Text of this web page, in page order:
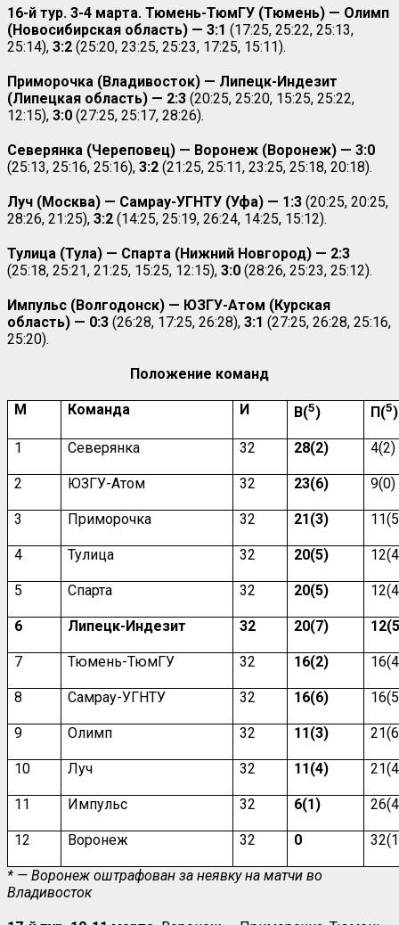
16-й тур. 3-4 марта. Тюмень-ТюмГУ (Тюмень) — Олимп
(Новосибирская область) — 3:1 (17:25, 25:22, 25:13,
25:14), 3:2 (25:20, 23:25, 25:23, 17:25, 15:11).
Приморочка (Владивосток) — Липецк-Индезит
(Липецкая область) — 2:3 (20:25, 25:20, 15:25, 25:22,
12:15), 3:0 (27:25, 25:17, 28:26).
Северянка (Череповец) — Воронеж (Воронеж) — 3:0
(25:13, 25:16, 25:16), 3:2 (21:25, 25:11, 23:25, 25:18, 20:18).
Луч (Москва) — Самрау-УГНТУ (Уфа) — 1:3 (20:25, 20:25,
28:26, 21:25), 3:2 (14:25, 25:19, 26:24, 14:25, 15:12).
Тулица (Тула) — Спарта (Нижний Новгород) — 2:3
(25:18, 25:21, 21:25, 15:25, 12:15), 3:0 (28:26, 25:23, 25:12).
Импульс (Волгодонск) — ЮЗГУ-Атом (Курская
область) — 0:3 (26:28, 17:25, 26:28), 3:1 (27:25, 26:28, 25:16,
25:20).
Положение команд
М Команда И В(5) П(5)
1 Северянка 32 28(2) 4(2)
2 ЮЗГУ-Атом 32 23(6) 9(0)
3 Приморочка 32 21(3)
4 Тулица 32 20(5)
5 Спарта 32 20(5)
6 Липецк-Индезит 32 20(7)
7 Тюмень-ТюмГУ 32 16(2)
8 Самрау-УГНТУ 32 16(6)
9 Олимп 32 11(3)
10 Луч 32 11(4)
11 Импульс 32 6(1)
12 Воронеж 32 0
* — Воронеж оштрафован за неявку на матчи во
Владивосток